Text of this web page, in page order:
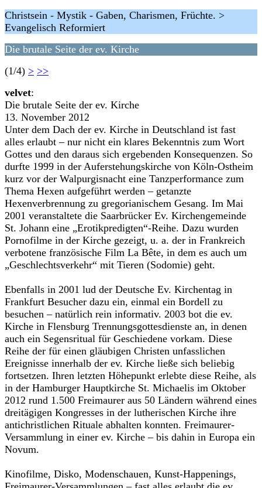
Christsein - Mystik - Gaben, Charismen, Früchte. >
Evangelisch Reformiert
Die brutale Seite der ev. Kirche
(1/4) > >>
velvet:
Die brutale Seite der ev. Kirche
13. November 2012
Unter dem Dach der ev. Kirche in Deutschland ist fast
alles erlaubt – nur nicht ein klares Bekenntnis zum Wort
Gottes und den daraus sich ergebenden Konsequenzen. So
durfte 1999 in der Auferstehungskirche von Köln-Ostheim
kurz vor der Walpurgisnacht eine Tanzperformance zum
Thema Hexen aufgeführt werden – getanzte
Hexenverbrennung zu gregorianischem Gesang. Im Mai
2001 veranstaltete die Saarbrücker Ev. Kirchengemeinde
St. Johann eine „Erotikpredigten“-Reihe. Dazu wurden
Pornofilme in der Kirche gezeigt, u. a. der in Frankreich
verbotene französische Film La Bête, in dem es auch um
„Geschlechtsverkehr“ mit Tieren (Sodomie) geht.
Ebenfalls in 2001 lud der Deutsche Ev. Kirchentag in
Frankfurt Besucher dazu ein, einmal ein Bordell zu
besuchen – natürlich rein informativ. 2003 bot die ev.
Kirche in Flensburg Trennungsgottesdienste an, in denen
auch ein Segensritual für Geschiedene vorkam. Diese
Reihe der für einen gläubigen Christen unfasslichen
Ereignisse innerhalb der ev. Kirche ließe sich beliebig
fortsetzen. Ihren letzten Höhepunkt erlebte diese Reihe, als
in der Hamburger Hauptkirche St. Michaelis im Oktober
2012 rund 1.500 Freimaurer aus 50 Ländern während eines
dreitägigen Kongresses in der lutherischen Kirche ihre
antichristlichen Rituale abhalten konnten. Freimaurer-
Versammlung in einer ev. Kirche – bis dahin in Europa ein
Novum.
Kinofilme, Disko, Modenschauen, Kunst-Happenings,